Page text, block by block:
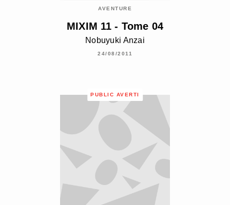
AVENTURE
MIXIM 11 - Tome 04
Nobuyuki Anzai
24/08/2011
PUBLIC AVERTI